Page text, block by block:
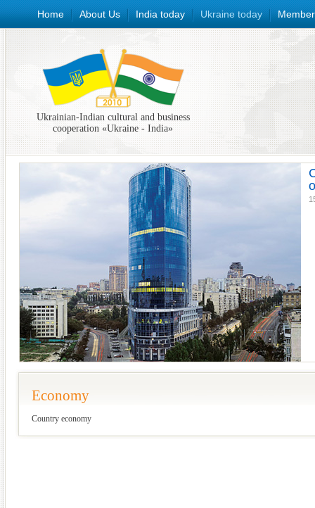
Home About Us India today Ukraine today
Ukrainian-Indian cultural and business
cooperation «Ukraine - India»
Economy
Country economy